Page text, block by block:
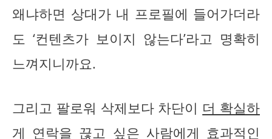
왜냐하면 상대가 내 프로필에 들어가더라
도 ‘컨텐츠가 보이지 않는다’라고 명확히
느껴지니까요.
그리고 팔로워 삭제보다 차단이 더 확실하
게 연락을 끊고 싶은 사람에게 효과적인